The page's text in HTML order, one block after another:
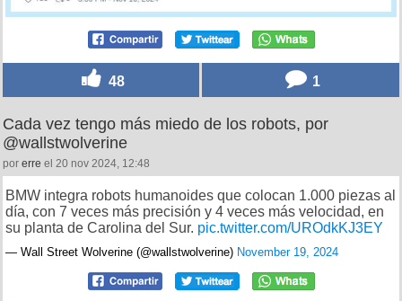
48 1
Cada vez tengo más miedo de los robots, por
@wallstwolverine
por erre el 20 nov 2024, 12:48
BMW integra robots humanoides que colocan 1.000 piezas al
día, con 7 veces más precisión y 4 veces más velocidad, en
su planta de Carolina del Sur. pic.twitter.com/UROdkKJ3EY
— Wall Street Wolverine (@wallstwolverine) November 19, 2024